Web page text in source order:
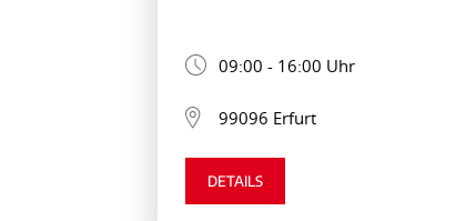
09:00 - 16:00 Uhr
99096 Erfurt
DETAILS